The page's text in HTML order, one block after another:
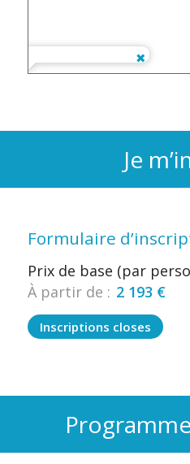
Je
Formulaire
Prix de base (par
À partir de : 2 193 €
Inscriptions closes